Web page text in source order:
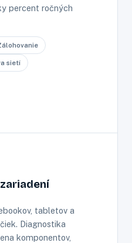
percent ročných
sietí
tabletov a
Diagnostika
komponentov,